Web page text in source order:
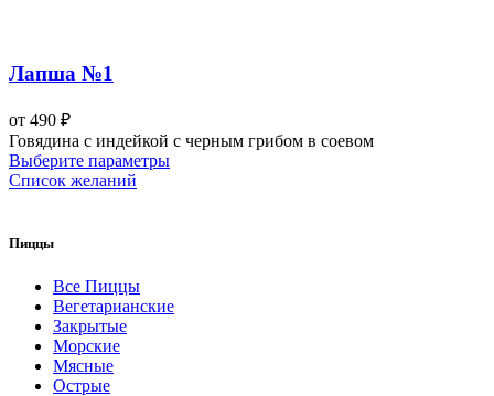
Лапша №1
от 490 ₽
Говядина с индейкой с черным грибом в соевом
Выберите параметры
Список желаний
Пиццы
Все Пиццы
Вегетарианские
Закрытые
Морские
Мясные
Острые